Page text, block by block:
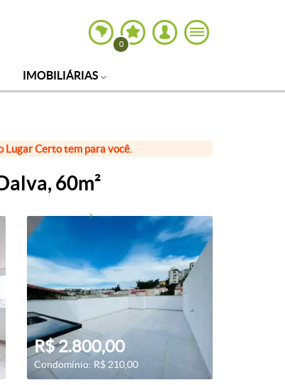
0
IMOBILIÁRIAS
Lugar Certo tem para você.
60m²
R$ 2.800,00
Condomínio: R$ 210,00